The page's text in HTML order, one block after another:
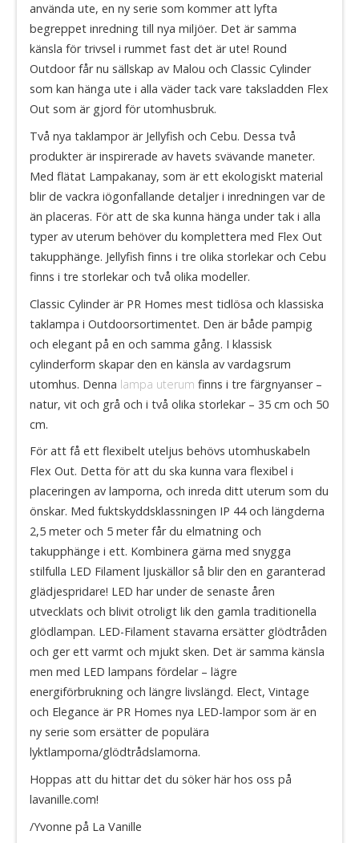
använda ute, en ny serie som kommer att lyfta
begreppet inredning till nya miljöer. Det är samma
känsla för trivsel i rummet fast det är ute! Round
Outdoor får nu sällskap av Malou och Classic Cylinder
som kan hänga ute i alla väder tack vare taksladden Flex
Out som är gjord för utomhusbruk.
Två nya taklampor är Jellyfish och Cebu. Dessa två
produkter är inspirerade av havets svävande maneter.
Med flätat Lampakanay, som är ett ekologiskt material
blir de vackra iögonfallande detaljer i inredningen var de
än placeras. För att de ska kunna hänga under tak i alla
typer av uterum behöver du komplettera med Flex Out
takupphänge. Jellyfish finns i tre olika storlekar och Cebu
finns i tre storlekar och två olika modeller.
Classic Cylinder är PR Homes mest tidlösa och klassiska
taklampa i Outdoorsortimentet. Den är både pampig
och elegant på en och samma gång. I klassisk
cylinderform skapar den en känsla av vardagsrum
utomhus. Denna lampa uterum finns i tre färgnyanser –
natur, vit och grå och i två olika storlekar – 35 cm och 50
cm.
För att få ett flexibelt uteljus behövs utomhuskabeln
Flex Out. Detta för att du ska kunna vara flexibel i
placeringen av lamporna, och inreda ditt uterum som du
önskar. Med fuktskyddsklassningen IP 44 och längderna
2,5 meter och 5 meter får du elmatning och
takupphänge i ett. Kombinera gärna med snygga
stilfulla LED Filament ljuskällor så blir den en garanterad
glädjespridare! LED har under de senaste åren
utvecklats och blivit otroligt lik den gamla traditionella
glödlampan. LED-Filament stavarna ersätter glödtråden
och ger ett varmt och mjukt sken. Det är samma känsla
men med LED lampans fördelar – lägre
energiförbrukning och längre livslängd. Elect, Vintage
och Elegance är PR Homes nya LED-lampor som är en
ny serie som ersätter de populära
lyktlamporna/glödtrådslamorna.
Hoppas att du hittar det du söker här hos oss på
lavanille.com!
/Yvonne på La Vanille